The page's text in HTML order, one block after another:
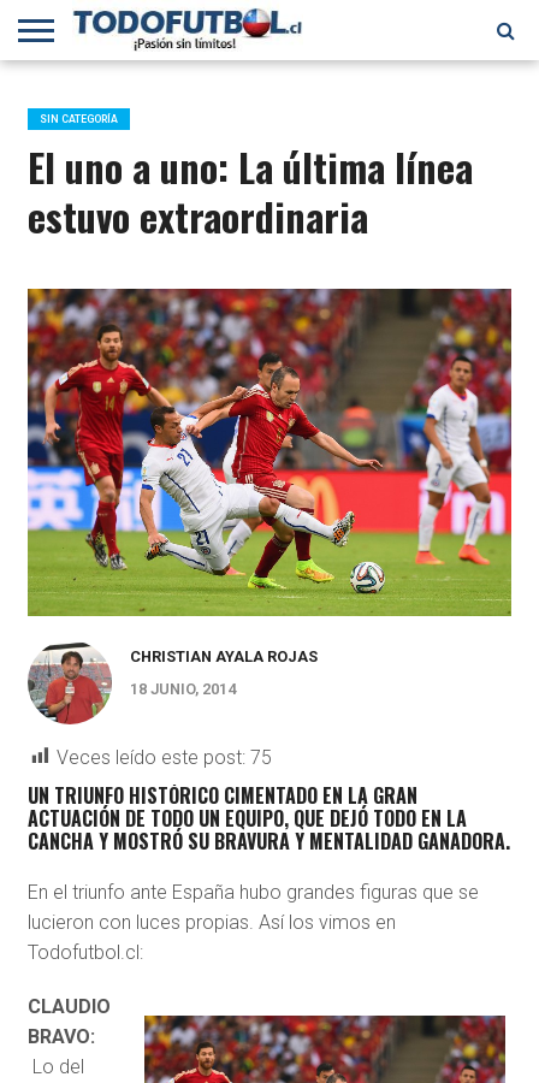
PRIMERA
B
SELECCIÓN
CHILENA
CHILENOS
EN EL
MUNDO
FÚTBOL
INTERNACIONAL
SIN CATEGORÍA
El uno a uno: La última línea
estuvo extraordinaria
CHRISTIAN AYALA ROJAS
18 JUNIO, 2014
Veces leído este post: 75
UN TRIUNFO HISTÓRICO CIMENTADO EN LA GRAN
ACTUACIÓN DE TODO UN EQUIPO, QUE DEJÓ TODO EN LA
CANCHA Y MOSTRÓ SU BRAVURA Y MENTALIDAD GANADORA.
En el triunfo ante España hubo grandes figuras que se
lucieron con luces propias. Así los vimos en
Todofutbol.cl:
CLAUDIO
BRAVO:
Lo del